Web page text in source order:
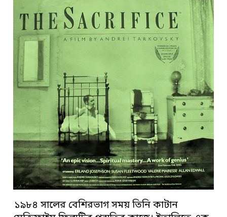
১৯৮৪ সালের বেশিরভাগ সময় তিনি কাটান